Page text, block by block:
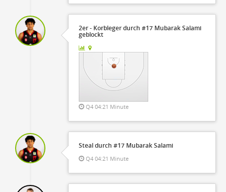
2er - Korbleger durch #17 Mubarak Salami
geblockt
Q4 04:21 Minute
Steal durch #17 Mubarak Salami
Q4 04:21 Minute